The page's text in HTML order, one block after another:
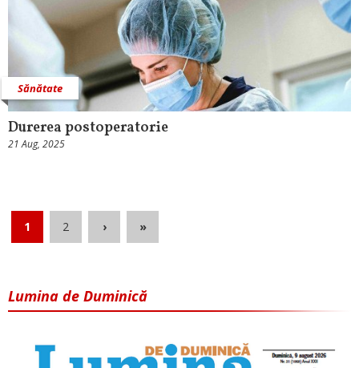
Sănătate
Durerea postoperatorie
21 Aug, 2025
1 2 › »
Lumina de Duminică